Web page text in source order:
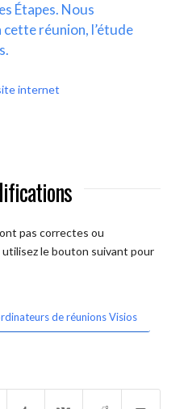
Étapes. Nous
réunion, l’étude
internet
pas correctes ou
le bouton suivant pour
de réunions Visios